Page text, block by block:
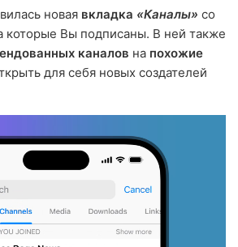
новая вкладка «Каналы» со
которые Вы подписаны. В ней также
каналов на похожие
для себя новых создателей